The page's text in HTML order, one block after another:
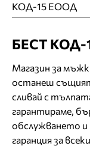
КОД-15 ЕООД
БЕСТ КОД-
Магазин за
останеш
сливай с
гарантираме,
обслужването
гаранция за